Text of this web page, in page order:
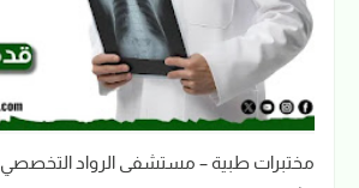
مختبرات طبية – مستشفى الرواد التخصصي